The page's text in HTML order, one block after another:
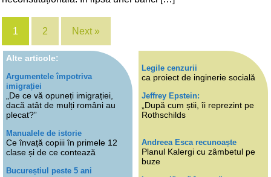
1 2 Next »
Alte articole:
Argumentele împotriva
imigrației
„De ce vă opuneți imigrației,
dacă atât de mulți români au
plecat?”
Manualele de istorie
Ce învață copiii în primele 12
clase și de ce contează
Bucureștiul peste 5 ani
Legile cenzurii
ca proiect de inginerie socială
Jeffrey Epstein:
„După cum știi, îi reprezint pe
Rothschilds
Andreea Esca recunoaște
Planul Kalergi cu zâmbetul pe
buze